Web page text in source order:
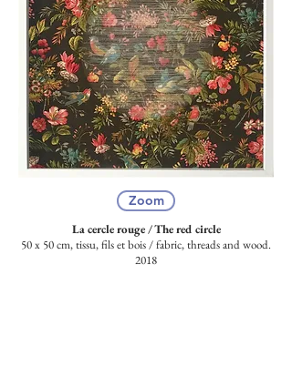
Zoom
La cercle rouge / The red circle
50 x 50 cm, tissu, fils et bois /fabric, threads and wood.
2018